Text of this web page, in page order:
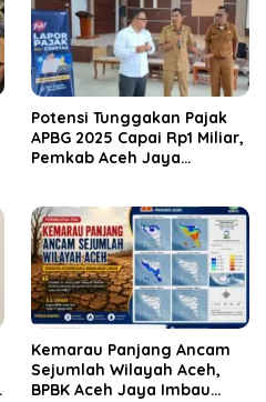
Potensi Tunggakan Pajak
APBG 2025 Capai Rp1 Miliar,
Pemkab Aceh Jaya
Kemarau Panjang Ancam
Sejumlah Wilayah Aceh,
BPBK Aceh Jaya Imbau